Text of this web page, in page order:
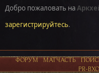
Добро пожаловать на
зарегистрируйтесь.
ФОРУМ МАТЧАСТЬ
PR-